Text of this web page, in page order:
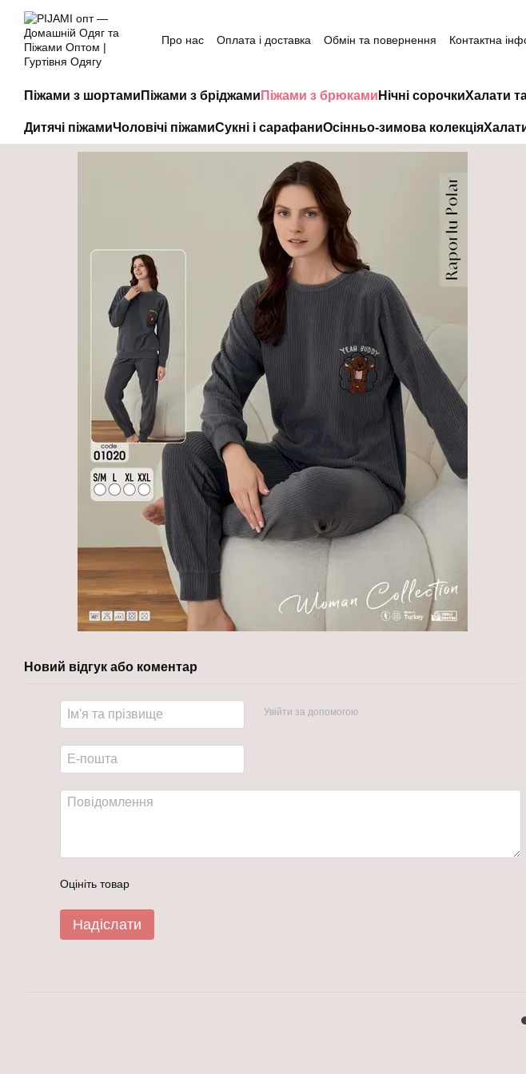
Перейти до основного контенту
Про нас Оплата і доставка Обмін та повернення Контактна
Піжами з шортами Піжами з бріджами Піжами з брюками Нічні сорочкиХалати
Дитячі піжамиЧоловічі піжамиСукні і сарафаниОсінньо-зимова колекція
Новий відгук або коментар
Увійти за допомогою
Оцініть товар
Надіслати